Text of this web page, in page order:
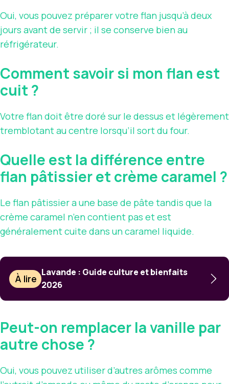
Oui, vous pouvez préparer votre flan jusqu’à deux
jours avant de servir ; il se conserve bien au
réfrigérateur.
Comment savoir si mon flan est
cuit ?
Votre flan doit être doré sur le dessus et légèrement
tremblotant au centre lorsqu’il sort du four.
Quelle est la différence entre
flan pâtissier et crème caramel ?
Le flan pâtissier a une base de pâte tandis que la
crème caramel n’en contient pas et est
généralement cuite dans un caramel liquide.
À lire
Lavande : Guide culture et bienfaits
2026
Peut-on remplacer la vanille par
autre chose ?
Oui, vous pouvez utiliser d’autres arômes comme